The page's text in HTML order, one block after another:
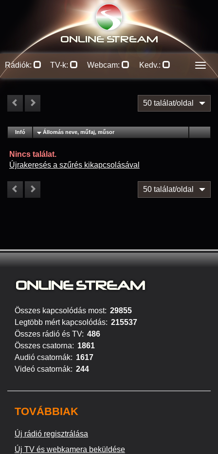
ONLINE STREAM
Rádiók: TV-k: Webcam: Kedv.:
50 találat/oldal
Infó Lejátszás
Állomás neve, műfaj, műsor
Nincs találat.
Újrakeresés a szűrés kikapcsolásával
50 találat/oldal
ONLINE STREAM
Összes kapcsolódás most: 29855
Legtöbb mért kapcsolódás: 215537
Összes rádió és TV: 486
Összes csatorna: 1861
Audió csatornák: 1617
Videó csatornák: 244
TOVÁBBIAK
Új rádió regisztrálása
Új TV és webkamera beküldése